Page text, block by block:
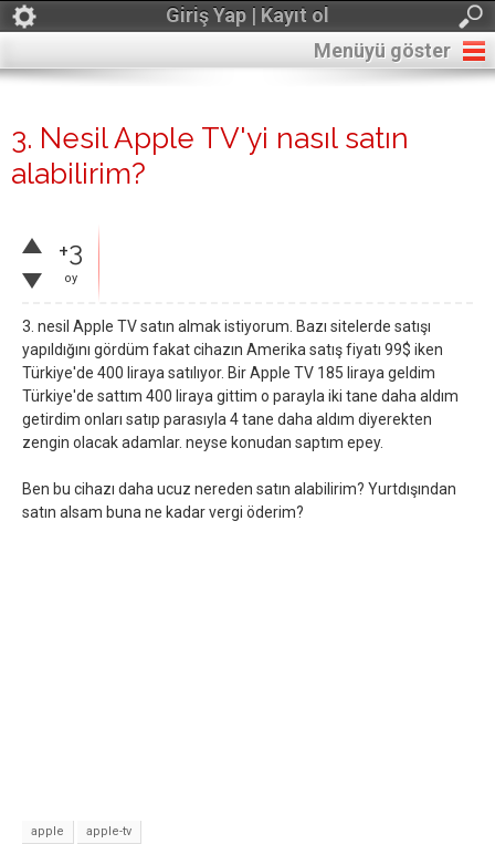
Giriş Yap | Kayıt ol
Menüyü göster
3. Nesil Apple TV'yi nasıl satın
alabilirim?
+3
oy
3. nesil Apple TV satın almak istiyorum. Bazı sitelerde satışı
yapıldığını gördüm fakat cihazın Amerika satış fiyatı 99$ iken
Türkiye'de 400 liraya satılıyor. Bir Apple TV 185 liraya geldim
Türkiye'de sattım 400 liraya gittim o parayla iki tane daha aldım
getirdim onları satıp parasıyla 4 tane daha aldım diyerekten
zengin olacak adamlar. neyse konudan saptım epey.
Ben bu cihazı daha ucuz nereden satın alabilirim? Yurtdışından
satın alsam buna ne kadar vergi öderim?
apple apple-tv